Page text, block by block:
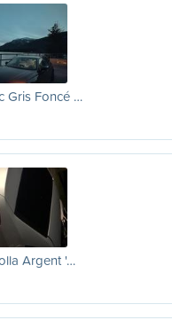
Gris Foncé …
Argent '…